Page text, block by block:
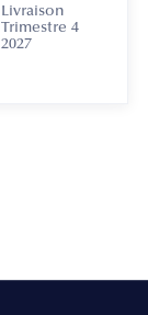
Livraison
Trimestre 4
2027